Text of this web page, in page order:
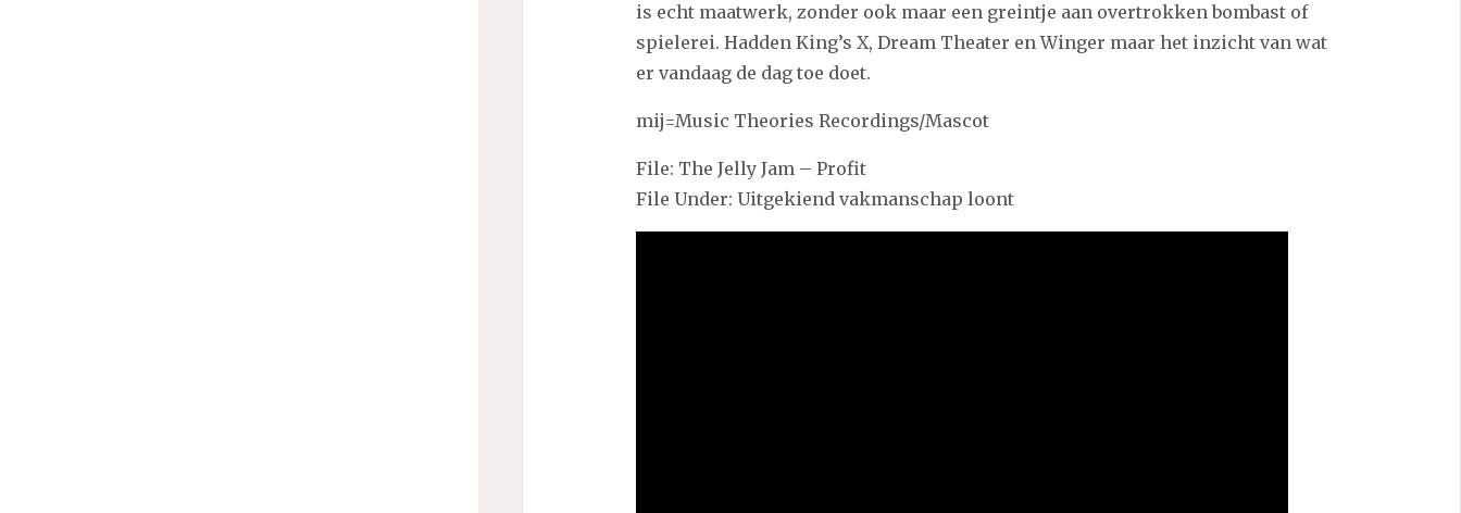
is echt maatwerk, zonder ook maar een greintje aan overtrokken bombast of
spielerei. Hadden King’s X, Dream Theater en Winger maar het inzicht van wat
er vandaag de dag toe doet.
mij=Music Theories Recordings/Mascot
File: The Jelly Jam – Profit
File Under: Uitgekiend vakmanschap loont